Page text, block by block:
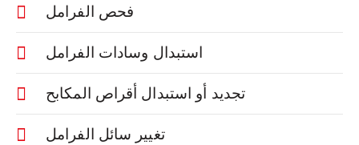
فحص الفرامل
استبدال وسادات الفرامل
تجديد أو استبدال أقراص المكابح
تغيير سائل الفرامل